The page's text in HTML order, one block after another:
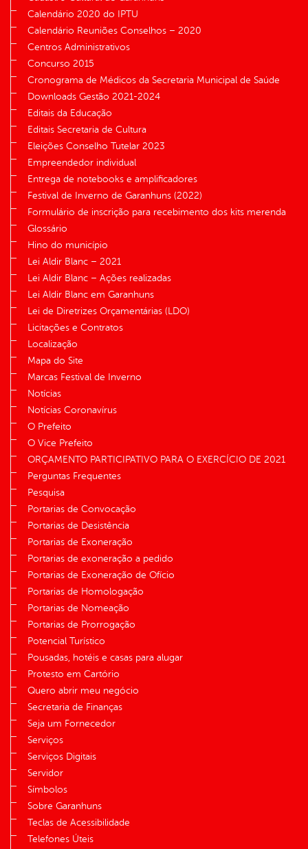
Calendário 2020 do IPTU
Calendário Reuniões Conselhos – 2020
Centros Administrativos
Concurso 2015
Cronograma de Médicos da Secretaria Municipal de Saúde
Downloads Gestão 2021-2024
Editais da Educação
Editais Secretaria de Cultura
Eleições Conselho Tutelar 2023
Empreendedor individual
Entrega de notebooks e amplificadores
Festival de Inverno de Garanhuns (2022)
Formulário de inscrição para recebimento dos kits merenda
Glossário
Hino do município
Lei Aldir Blanc – 2021
Lei Aldir Blanc – Ações realizadas
Lei Aldir Blanc em Garanhuns
Lei de Diretrizes Orçamentárias (LDO)
Licitações e Contratos
Localização
Mapa do Site
Marcas Festival de Inverno
Notícias
Notícias Coronavírus
O Prefeito
O Vice Prefeito
ORÇAMENTO PARTICIPATIVO PARA O EXERCÍCIO DE 2021
Perguntas Frequentes
Pesquisa
Portarias de Convocação
Portarias de Desistência
Portarias de Exoneração
Portarias de exoneração a pedido
Portarias de Exoneração de Ofício
Portarias de Homologação
Portarias de Nomeação
Portarias de Prorrogação
Potencial Turístico
Pousadas, hotéis e casas para alugar
Protesto em Cartório
Quero abrir meu negócio
Secretaria de Finanças
Seja um Fornecedor
Serviços
Serviços Digitais
Servidor
Símbolos
Sobre Garanhuns
Teclas de Acessibilidade
Telefones Úteis